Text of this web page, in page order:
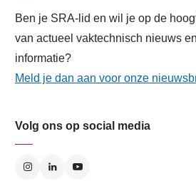
Ben je SRA-lid en wil je op de
van actueel vaktechnisch nieuws
informatie?
Meld je dan aan voor onze
Volg ons op social media